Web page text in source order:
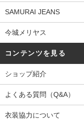
SAMURAI JEANS
今城メリヤス
コンテンツを見る
ショップ紹介
よくある質問（Q&A）
衣装協力について